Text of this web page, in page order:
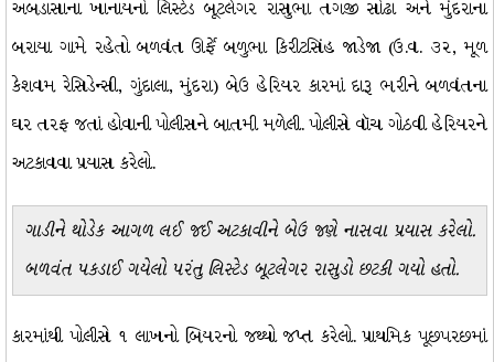
અબડાસાના ખાનાયનો લિસ્ટેડ બૂટલેગર રાસુભા તગજી સોઢા અને મુંદરાના
બરાયા ગામે રહેતો બળવંત ઊર્ફે બળુભા કિરીટસિંહ જાડેજા (ઉ.વ. ૩૨, મૂળ
કેશવમ રેસિડેન્સી, ગુંદાલા, મુંદરા) બેઉ હેરિયર કારમાં દારૂ ભરીને બળવંતના
ઘર તરફ જતાં હોવાની પોલીસને બાતમી મળેલી. પોલીસે વૉચ ગોઠવી હેરિયરને
અટકાવવા પ્રયાસ કરેલો.
ગાડીને થોડેક આગળ લઈ જઈ અટકાવીને બેઉ જણે નાસવા પ્રયાસ કરેલો.
બળવંત પકડાઈ ગયેલો પરંતુ લિસ્ટેડ બૂટલેગર રાસુડો છટકી ગયો હતો.
કારમાંથી પોલીસે ૧ લાખનો બિયરનો જથ્થો જપ્ત કરેલો. પ્રાથમિક પૂછપરછમાં